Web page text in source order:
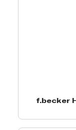
f.becker